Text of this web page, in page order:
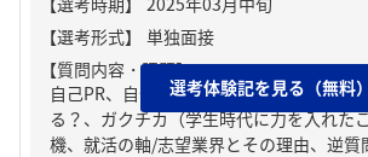
【質問内容・課題】
自己PR、自分の強み/弱み、周りからど
る？、ガクチカ（学生時代に力を入れた
機、就活の軸/志望業界とその理由、逆質
選考体験記を見る（無料）